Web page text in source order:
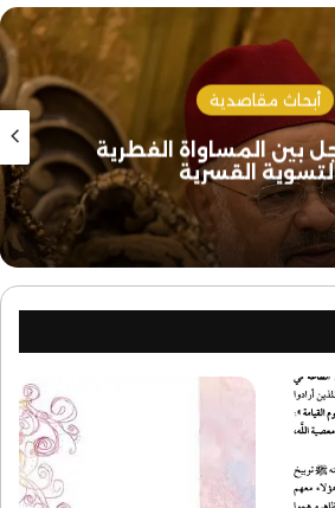
أبحاث مقاصدية
بين المساواة الفطرية
القسرية